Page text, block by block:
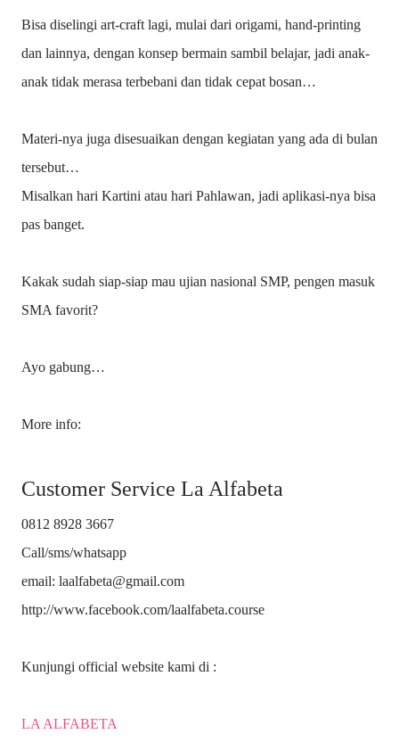
Bisa diselingi art-craft lagi, mulai dari origami, hand-printing
dan lainnya, dengan konsep bermain sambil belajar, jadi anak-
anak tidak merasa terbebani dan tidak cepat bosan…
Materi-nya juga disesuaikan dengan kegiatan yang ada di bulan
tersebut…
Misalkan hari Kartini atau hari Pahlawan, jadi aplikasi-nya bisa
pas banget.
Kakak sudah siap-siap mau ujian nasional SMP, pengen masuk
SMA favorit?
Ayo gabung…
More info:
Customer Service La Alfabeta
0812 8928 3667
Call/sms/whatsapp
email: laalfabeta@gmail.com
http://www.facebook.com/laalfabeta.course
Kunjungi official website kami di :
LA ALFABETA